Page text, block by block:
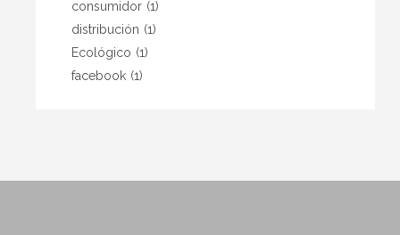
consumidor (1)
distribución (1)
Ecológico (1)
facebook (1)